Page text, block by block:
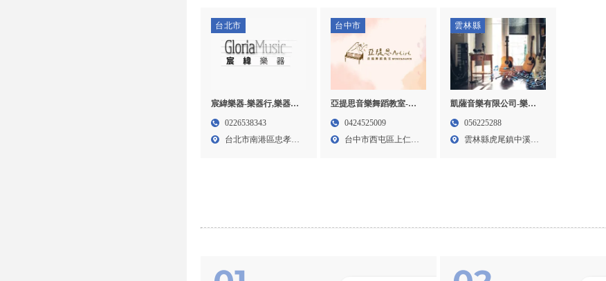
台北市
宸緯樂器-樂器行,樂器買
賣,台北樂器行,南港區樂
0226538343
台北市南港區忠孝東
台中市
亞提思音樂舞蹈教室-音
樂教學,舞蹈教學,台中音
屯音樂教學,西屯舞蹈教
0424525009
台中市西屯區上仁街
雲林縣
凱薩音樂有限公司-樂器
行,樂器行推薦,雲林樂器
056225288
雲林縣虎尾鎮中溪里